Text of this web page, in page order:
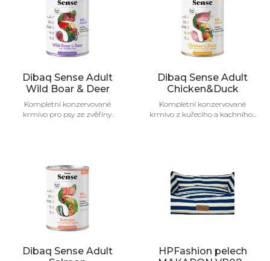
Dibaq Sense Adult
Wild Boar & Deer
Kompletní konzervované
krmivo pro psy ze zvěřiny.
Dibaq Sense Adult
Chicken&Duck
Kompletní konzervované
krmivo z kuřecího a kachního...
Dibaq Sense Adult
HPFashion pelech